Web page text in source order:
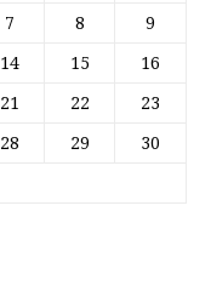
7 8 9
14 15 16
21 22 23
28 29 30